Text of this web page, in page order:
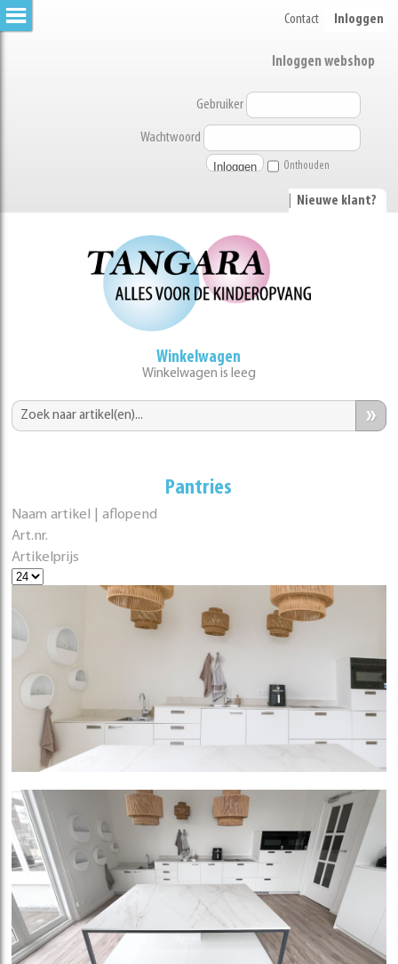
Contact Inloggen
Inloggen webshop
Gebruiker
Wachtwoord
Onthouden
Nieuwe klant?
Winkelwagen
Winkelwagen is leeg
»
Pantries
Naam artikel | aflopend
Art.nr.
Artikelprijs